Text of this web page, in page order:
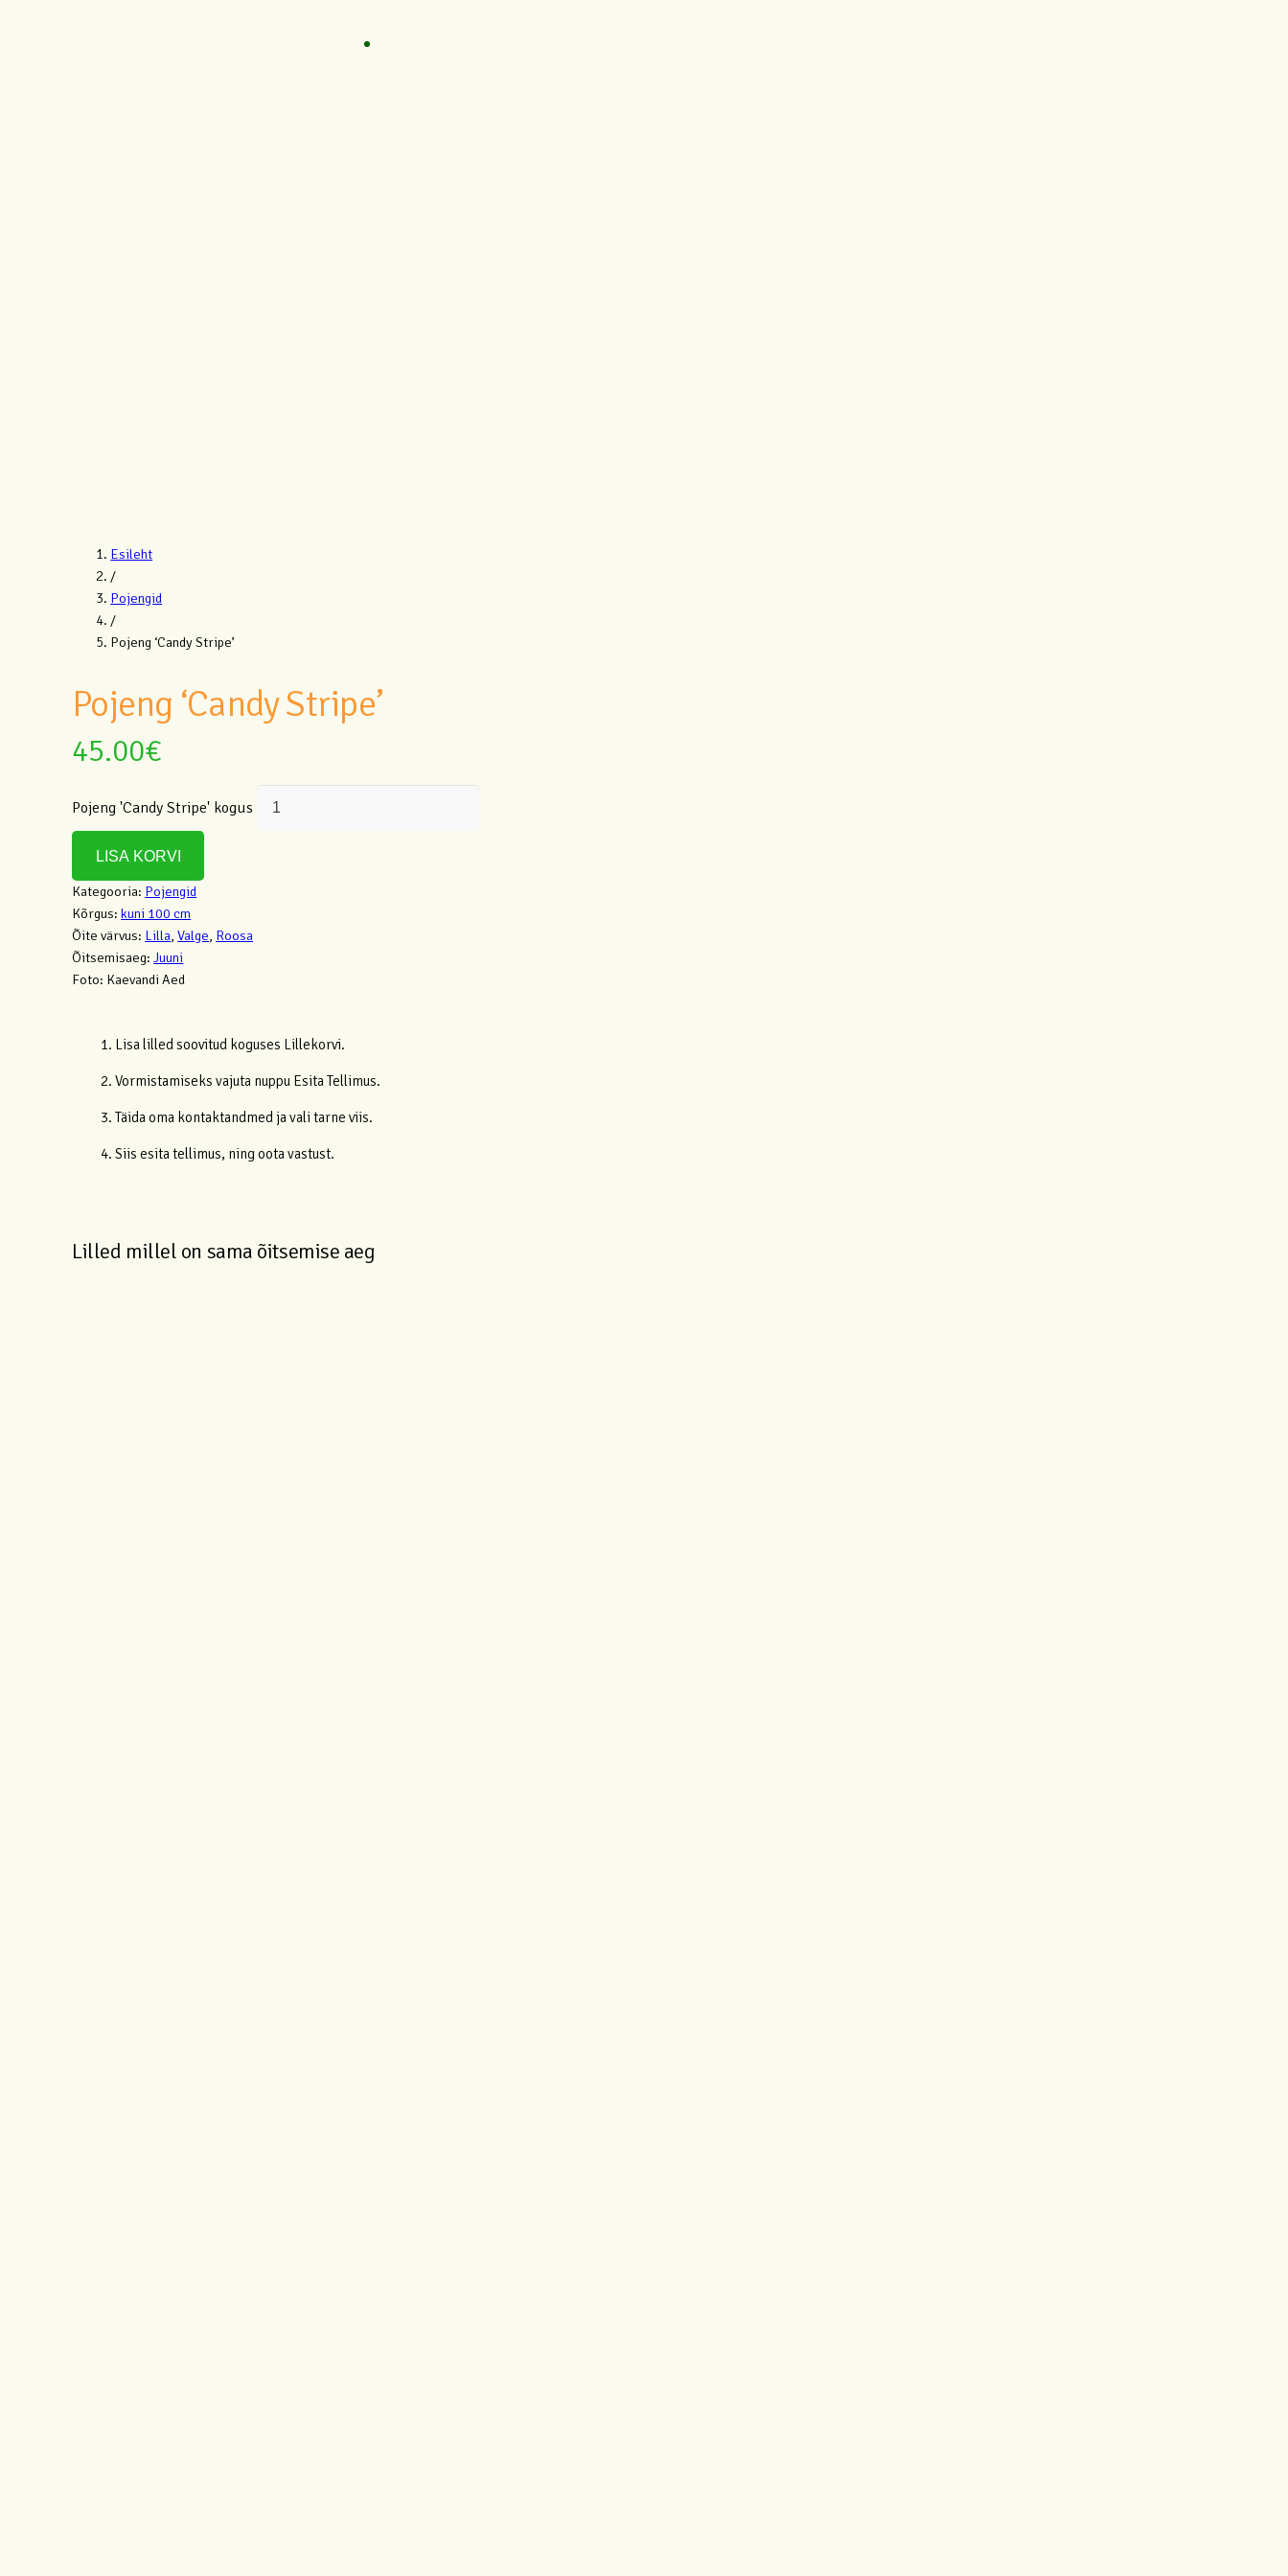
Esileht
/
Pojengid
/
Pojeng ‘Candy Stripe’
Pojeng ‘Candy Stripe’
45.00€
Pojeng 'Candy Stripe' kogus
LISA KORVI
Kategooria: Pojengid
Kõrgus:kuni 100 cm
Õite värvus: Lilla,Valge, Roosa
Õitsemisaeg:Juuni
Foto: Kaevandi Aed
1. Lisa lilled soovitud koguses Lillekorvi.
2. Vormistamiseks vajuta nuppu Esita Tellimus.
3. Täida oma kontaktandmed ja vali tarne viis.
4. Siis esita tellimus, ning oota vastust.
Lilled millel on sama õitsemise aeg